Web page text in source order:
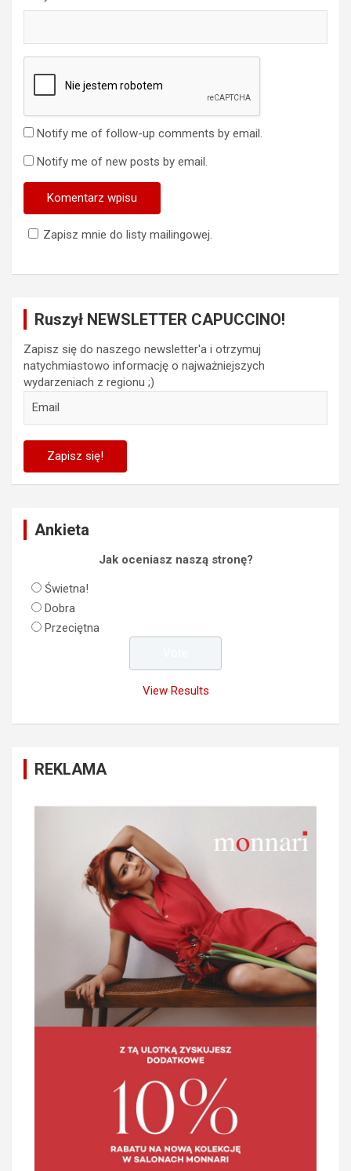
Notify me of follow-up comments by email.
Notify me of new posts by email.
Zapisz mnie do listy mailingowej.
Ruszył NEWSLETTER CAPUCCINO!
Zapisz się do naszego newsletter'a i otrzymuj
natychmiastowo informację o najważniejszych
wydarzeniach z regionu ;)
Ankieta
Jak oceniasz naszą stronę?
Świetna!
Dobra
Przeciętna
View Results
REKLAMA